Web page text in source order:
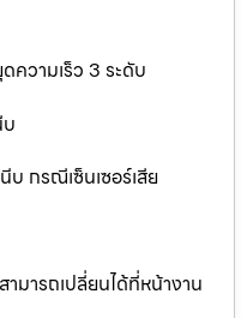
วามเร็ว 3 ระดับ
กรณีเซ็นเซอร์เสีย
ามารถเปลี่ยนได้ที่หน้างาน